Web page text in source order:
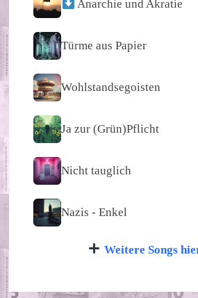
Anarchie und Akratie
Türme aus Papier
Wohlstandsegoisten
Ja zur (Grün)Pflicht
Nicht tauglich
Nazis - Enkel
Weitere Songs